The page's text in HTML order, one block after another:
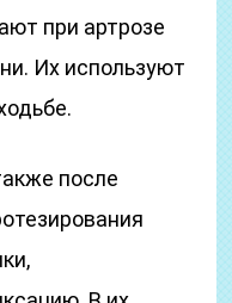
при артрозе
Их используют
после